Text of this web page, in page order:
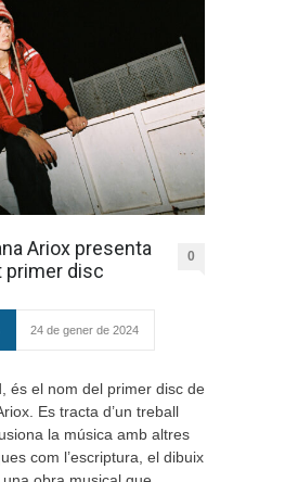
Ariox presenta
primer disc
0
24 de gener de 2024
és el nom del primer disc de
Es tracta d’un treball
la música amb altres
com l’escriptura, el dibuix